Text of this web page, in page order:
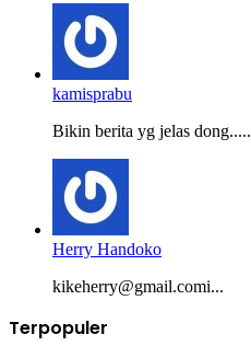
kamisprabu
Bikin berita yg jelas dong.....
Herry Handoko
kikeherry@gmail.comi...
Terpopuler